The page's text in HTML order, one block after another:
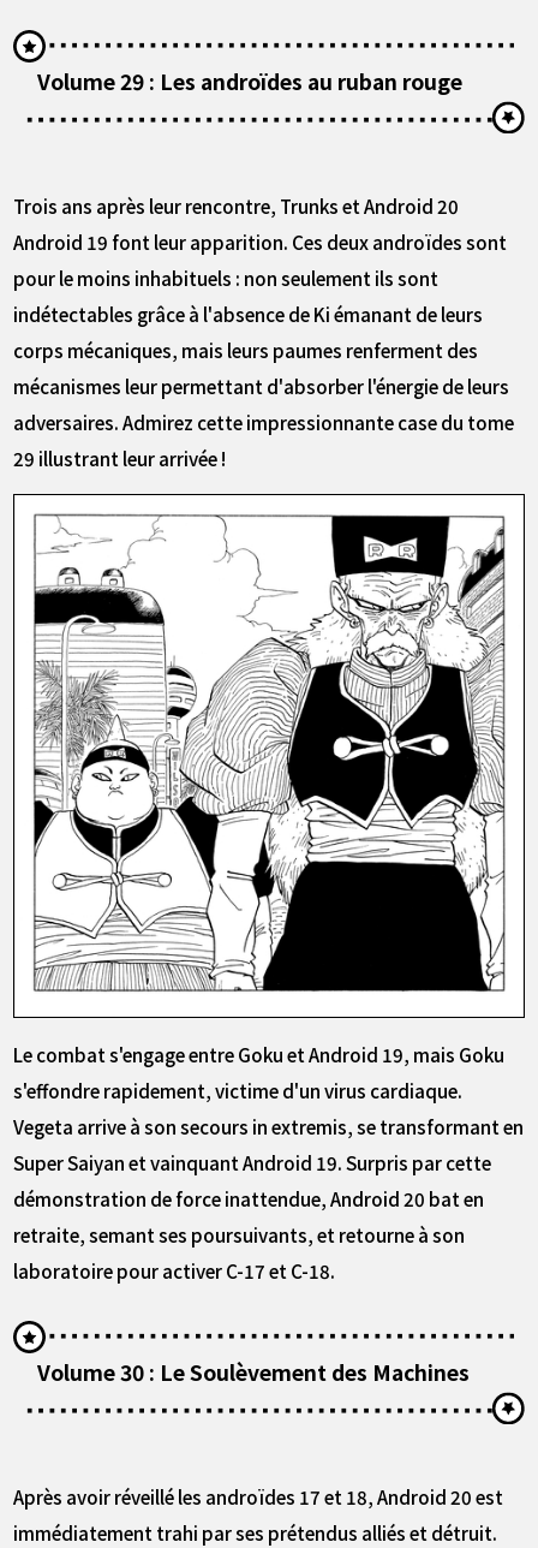
Volume 29 : Les androïdes au ruban rouge
Trois ans après leur rencontre, Trunks et Android 20
Android 19 font leur apparition. Ces deux androïdes sont
pour le moins inhabituels : non seulement ils sont
indétectables grâce à l'absence de Ki émanant de leurs
corps mécaniques, mais leurs paumes renferment des
mécanismes leur permettant d'absorber l'énergie de leurs
adversaires. Admirez cette impressionnante case du tome
29 illustrant leur arrivée !
Le combat s'engage entre Goku et Android 19, mais Goku
s'effondre rapidement, victime d'un virus cardiaque.
Vegeta arrive à son secours in extremis, se transformant en
Super Saiyan et vainquant Android 19. Surpris par cette
démonstration de force inattendue, Android 20 bat en
retraite, semant ses poursuivants, et retourne à son
laboratoire pour activer C-17 et C-18.
Volume 30 : Le Soulèvement des Machines
Après avoir réveillé les androïdes 17 et 18, Android 20 est
immédiatement trahi par ses prétendus alliés et détruit.